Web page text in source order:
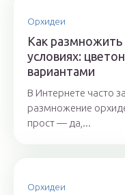
Орхидеи
Как
условиях:
вариантами
В Интернете часто
размножение
прост — да,...
Орхидеи